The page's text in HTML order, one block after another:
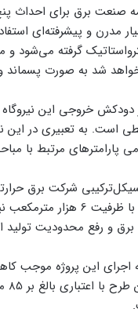
صنعت برق برای احداث
مدرن و پیشرفته‌ای
گرفته می‌شود
شد به صورت پسماند
است. به تعبیری در
پارامترهای مرتبط با
شرکت برق
آب شیرین‌کن‌ نیروگاه
برق و رفع محدودیت